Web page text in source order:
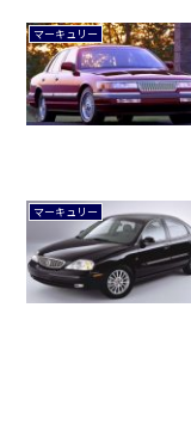
マーキュリー
マーキュリー